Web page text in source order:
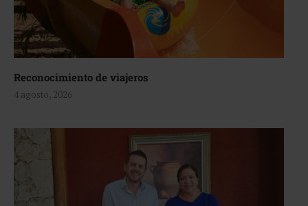
Reconocimiento de viajeros
4 agosto, 2026